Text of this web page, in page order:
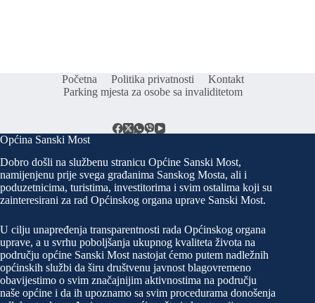
Početna Politika privatnosti
Kontakt
Parking mjesta za osobe sa invaliditetom
Općina Sanski Most
Dobro došli na službenu stranicu Općine Sanski Most,
namijenjenu prije svega građanima Sanskog Mosta, ali i
poduzetnicima, turistima, investitorima i svim ostalima koji su
zainteresirani za rad Općinskog organa uprave Sanski Most.
U cilju unapređenja transparentnosti rada Općinskog organa
uprave, a u svrhu poboljšanja ukupnog kvaliteta života na
području općine Sanski Most nastojat ćemo putem nadležnih
općinskih službi da širu društvenu javnost blagovremeno
obavijestimo o svim značajnijim aktivnostima na području
naše općine i da ih upoznamo sa svim procedurama donošenja